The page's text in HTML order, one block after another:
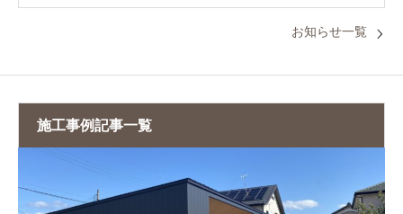
お知らせ一覧
施工事例記事一覧